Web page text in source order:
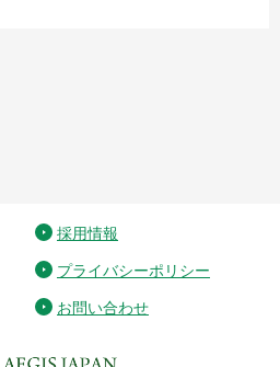
採用情報
プライバシーポリシー
お問い合わせ